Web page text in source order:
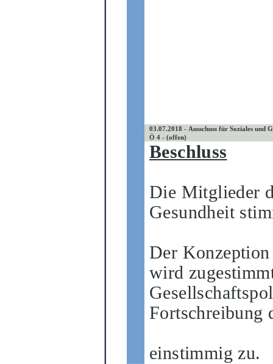
03.07.2018 - Ausschuss für Soziales und
Ö 4 - (offen)
Beschluss
Die Mitglieder
Gesundheit
Der
wird
Fortschreibung
einstimmig zu.